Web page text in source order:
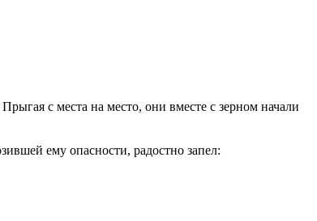
с места на место, они вместе с зерном начали
ему опасности, радостно запел: